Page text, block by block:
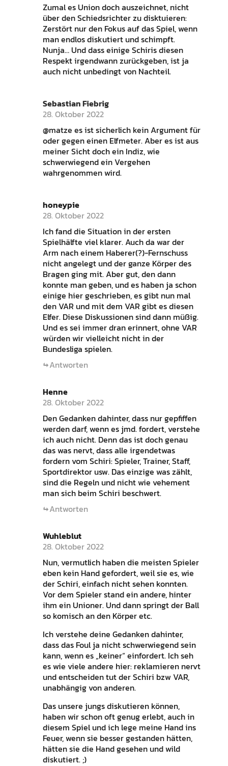
Zumal es Union doch auszeichnet, nicht
über den Schiedsrichter zu disktuieren:
Zerstört nur den Fokus auf das Spiel, wenn
man endlos diskutiert und schimpft.
Nunja… Und dass einige Schiris diesen
Respekt irgendwann zurückgeben, ist ja
auch nicht unbedingt von Nachteil.
Sebastian Fiebrig
28. Oktober 2022
@matze es ist sicherlich kein Argument für
oder gegen einen Elfmeter. Aber es ist aus
meiner Sicht doch ein Indiz, wie
schwerwiegend ein Vergehen
wahrgenommen wird.
honeypie
28. Oktober 2022
Ich fand die Situation in der ersten
Spielhälfte viel klarer. Auch da war der
Arm nach einem Haberer(?)-Fernschuss
nicht angelegt und der ganze Körper des
Bragen ging mit. Aber gut, den dann
konnte man geben, und es haben ja schon
einige hier geschrieben, es gibt nun mal
den VAR und mit dem VAR gibt es diesen
Elfer. Diese Diskussionen sind dann müßig.
Und es sei immer dran erinnert, ohne VAR
würden wir vielleicht nicht in der
Bundesliga spielen.
Antworten
Henne
28. Oktober 2022
Den Gedanken dahinter, dass nur gepfiffen
werden darf, wenn es jmd. fordert, verstehe
ich auch nicht. Denn das ist doch genau
das was nervt, dass alle irgendetwas
fordern vom Schiri: Spieler, Trainer, Staff,
Sportdirektor usw. Das einzige was zählt,
sind die Regeln und nicht wie vehement
man sich beim Schiri beschwert.
Antworten
Wuhleblut
28. Oktober 2022
Nun, vermutlich haben die meisten Spieler
eben kein Hand gefordert, weil sie es, wie
der Schiri, einfach nicht sehen konnten.
Vor dem Spieler stand ein andere, hinter
ihm ein Unioner. Und dann springt der Ball
so komisch an den Körper etc.
Ich verstehe deine Gedanken dahinter,
dass das Foul ja nicht schwerwiegend sein
kann, wenn es „keiner“ einfordert. Ich seh
es wie viele andere hier: reklamieren nervt
und entscheiden tut der Schiri bzw VAR,
unabhängig von anderen.
Das unsere jungs diskutieren können,
haben wir schon oft genug erlebt, auch in
diesem Spiel und ich lege meine Hand ins
Feuer, wenn sie besser gestanden hätten,
hätten sie die Hand gesehen und wild
diskutiert. ;)